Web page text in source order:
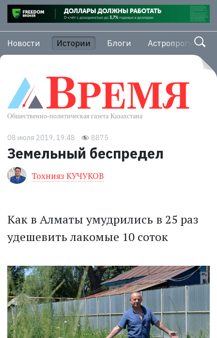
Новости Истории Блоги Астропрогноз
08 июля 2019, 19:48 8875
Земельный беспредел
Тохнияз КУЧУКОВ
Как в Алматы умудрились в 25 раз
удешевить лакомые 10 соток